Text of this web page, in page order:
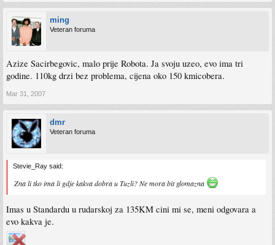
ming
Veteran foruma
Azize Sacirbegovic, malo prije Robota. Ja svoju uzeo, evo ima tri
godine. 110kg drzi bez problema, cijena oko 150 kmicobera.
Mar 31, 2007
dmr
Veteran foruma
Stevie_Ray said:
Zna li tko ima li gdje kakva dobra u Tuzli? Ne mora bit glomazna
Imas u Standardu u rudarskoj za 135KM cini mi se, meni odgovara a
evo kakva je.